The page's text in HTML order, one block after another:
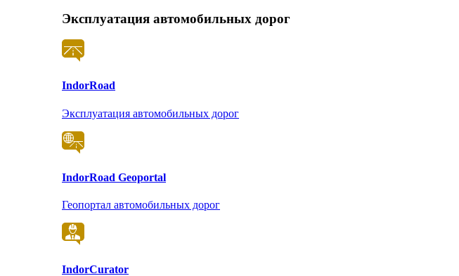
Эксплуатация автомобильных дорог
IndorRoad
Эксплуатация автомобильных дорог
IndorRoad Geoportal
Геопортал автомобильных дорог
IndorCurator